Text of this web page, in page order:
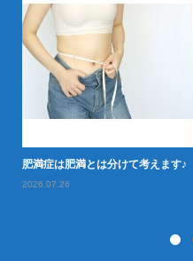
肥満症は肥満とは分けて考えます♪
2026.07.26